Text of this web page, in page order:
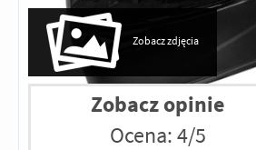
Zobacz zdjęcia
Zobacz opinie
Ocena: 4/5